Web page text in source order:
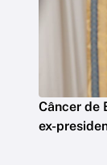
Câncer de
ex-